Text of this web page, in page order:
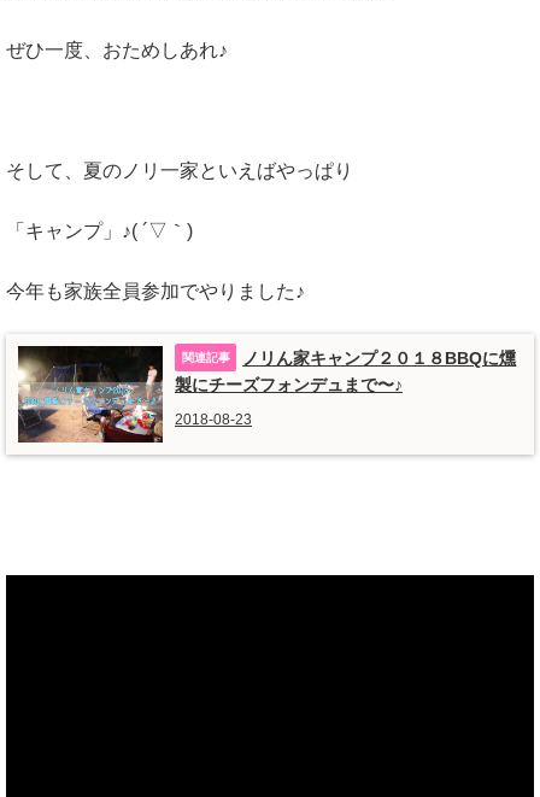
ぜひ一度、おためしあれ♪
そして、夏のノリ一家といえばやっぱり
「キャンプ」♪( ´▽｀)
今年も家族全員参加でやりました♪
ノリん家キャンプ２０１８BBQに燻
製にチーズフォンデュまで〜♪
2018-08-23